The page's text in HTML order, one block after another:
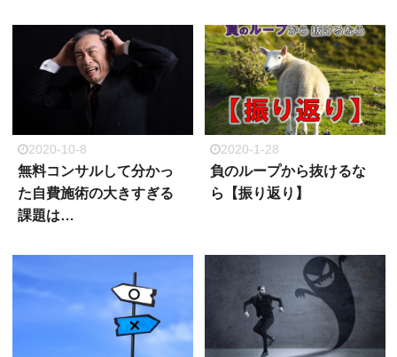
2020-10-8
無料コンサルして分かっ
た自費施術の大きすぎる
課題は…
2020-1-28
負のループから抜けるな
ら【振り返り】